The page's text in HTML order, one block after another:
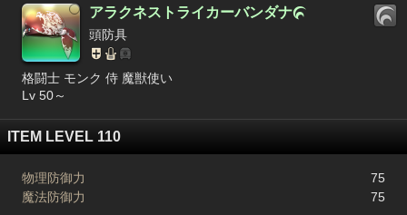
アラクネストライカーバンダナ
頭防具
格闘士 モンク 侍 魔獣使い
Lv 50～
ITEM LEVEL 110
物理防御力
75
魔法防御力
75